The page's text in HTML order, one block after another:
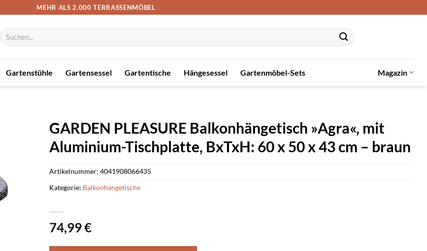
MEHR ALS 2.000 TERRASSENMÖBEL
Suchen
nach:
Gartenstühle Gartensessel Gartentische Hängesessel Gartenmöbel-Sets Magazin
GARDEN PLEASURE Balkonhängetisch »Agra«, mit
Aluminium-Tischplatte, BxTxH: 60 x 50 x 43 cm – braun
74,99€
Artikelnummer: 4041908066435
Kategorie: Balkonhängetische